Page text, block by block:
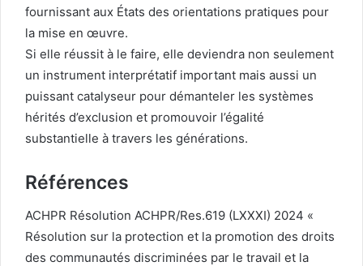
fournissant aux États des orientations pratiques pour
la mise en œuvre.
Si elle réussit à le faire, elle deviendra non seulement
un instrument interprétatif important mais aussi un
puissant catalyseur pour démanteler les systèmes
hérités d’exclusion et promouvoir l’égalité
substantielle à travers les générations.
Références
ACHPR Résolution ACHPR/Res.619 (LXXXI) 2024 «
Résolution sur la protection et la promotion des droits
des communautés discriminées par le travail et la